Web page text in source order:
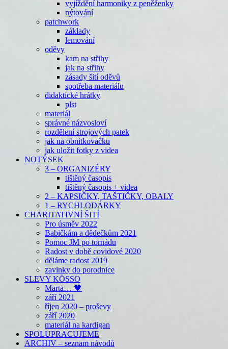
vyjíždění harmoniky z peněženky
nýtování
patchwork
základy
lemování
oděvy
kam na střihy
jak na střihy
zásady šití oděvů
spotřeba materiálu
didaktické hrátky
plst
materiál
správné názvosloví
rozdělení strojových patek
jak na obnitkovačku
jak uložit fotky z videa
NOTÝSEK
3 – ORGANIZÉRY
tištěný časopis
tištěný časopis + videa
2 – KAPSIČKY, TAŠTIČKY, OBALY
1 – RYCHLODÁRKY
CHARITATIVNÍ ŠITÍ
Pro úsměv 2022
Babičkám a dědečkům 2021
Pomoc JM po tornádu
Radost v době covidové 2020
děláme radost 2019
zavinky do porodnice
SLEVY KÖSSO
Marta… 🖤
září 2021
říjen 2020 – proševy
září 2020
materiál na kardigan
SPOLUPRACUJEME
ARCHIV – seznam návodů